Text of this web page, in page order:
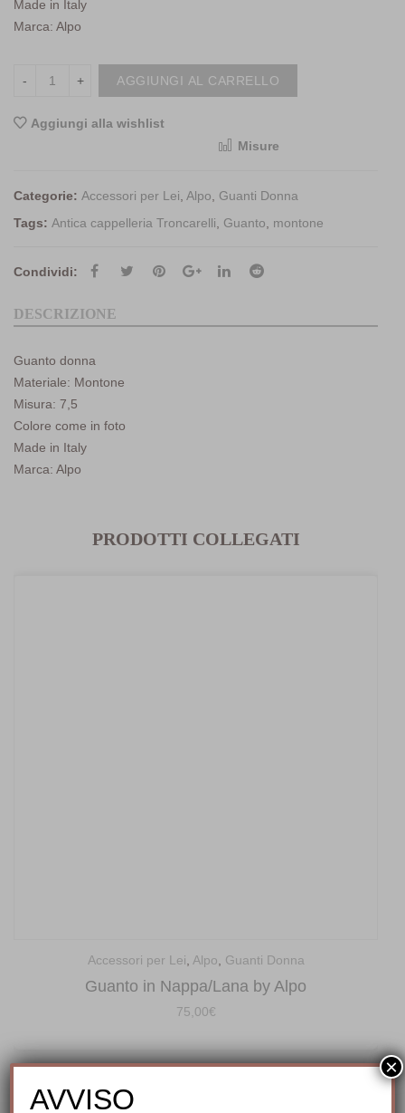
Made in Italy
Marca: Alpo
AGGIUNGI AL CARRELLO
Aggiungi alla wishlist
Misure
Categorie: Accessori per Lei, Alpo, Guanti Donna
Tags: Antica cappelleria Troncarelli, Guanto, montone
Condividi:
DESCRIZIONE
Guanto donna
Materiale: Montone
Misura: 7,5
Colore come in foto
Made in Italy
Marca: Alpo
PRODOTTI COLLEGATI
Accessori per Lei, Alpo, Guanti Donna
Guanto in Nappa/Lana by Alpo
75,00€
AVVISO
×